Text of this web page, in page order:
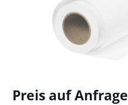
Preis auf Anfrage